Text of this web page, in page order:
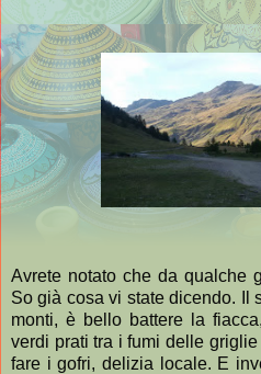
Avrete notato che da qualche
So già cosa vi state dicendo. Il
monti, è bello battere la
verdi prati tra i fumi delle
fare i gofri, delizia locale. E